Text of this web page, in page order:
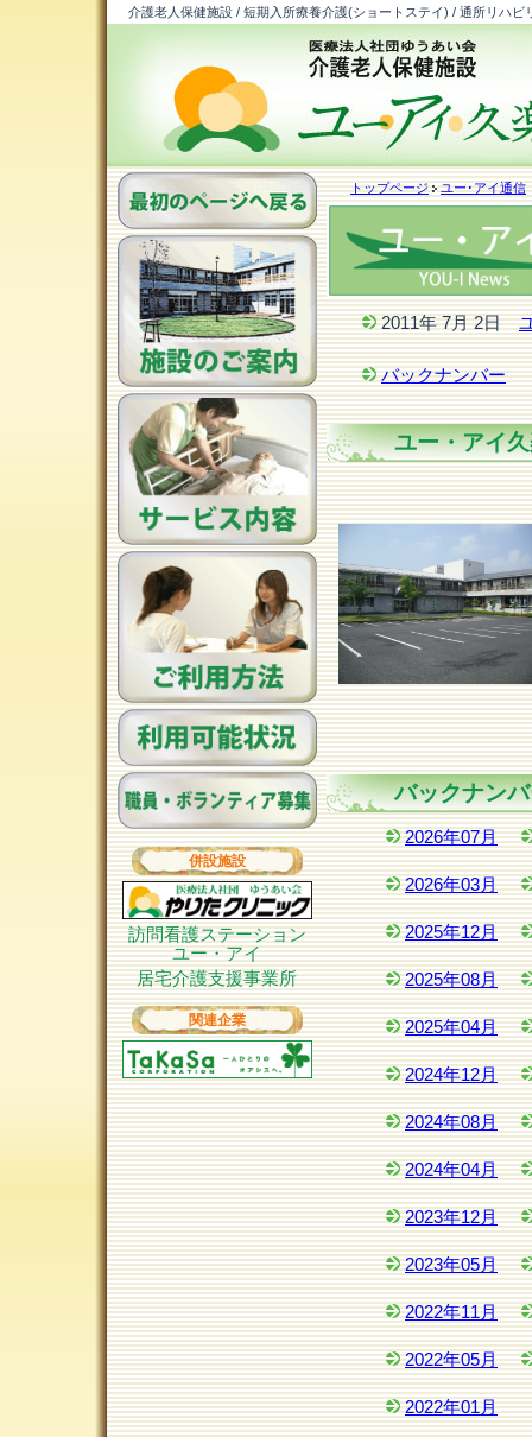
介護老人保健施設 / 短期入所療養介護(ショートステイ) / 通所リハ
併設施設
訪問看護ステーション
ユー・アイ
居宅介護支援事業所
関連企業
トップページ ユー･アイ通信
2011年 7月 2日
バックナンバー
ユー・アイ
バックナン
2026年07月
2026年03月
2025年12月
2025年08月
2025年04月
2024年12月
2024年08月
2024年04月
2023年12月
2023年05月
2022年11月
2022年05月
2022年01月